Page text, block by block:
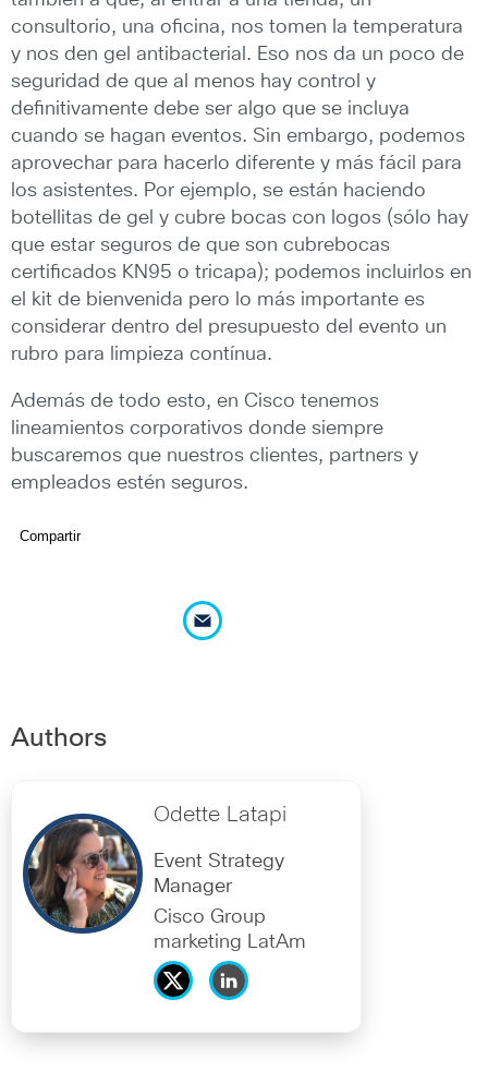
consultorio, una oficina, nos tomen la temperatura
y nos den gel antibacterial. Eso nos da un poco de
seguridad de que al menos hay control y
definitivamente debe ser algo que se incluya
cuando se hagan eventos. Sin embargo, podemos
aprovechar para hacerlo diferente y más fácil para
los asistentes. Por ejemplo, se están haciendo
botellitas de gel y cubre bocas con logos (sólo hay
que estar seguros de que son cubrebocas
certificados KN95 o tricapa); podemos incluirlos en
el kit de bienvenida pero lo más importante es
considerar dentro del presupuesto del evento un
rubro para limpieza contínua.
Además de todo esto, en Cisco tenemos
lineamientos corporativos donde siempre
buscaremos que nuestros clientes, partners y
empleados estén seguros.
Compartir
Authors
Odette Latapi
Event Strategy
Manager
Cisco Group
marketing LatAm